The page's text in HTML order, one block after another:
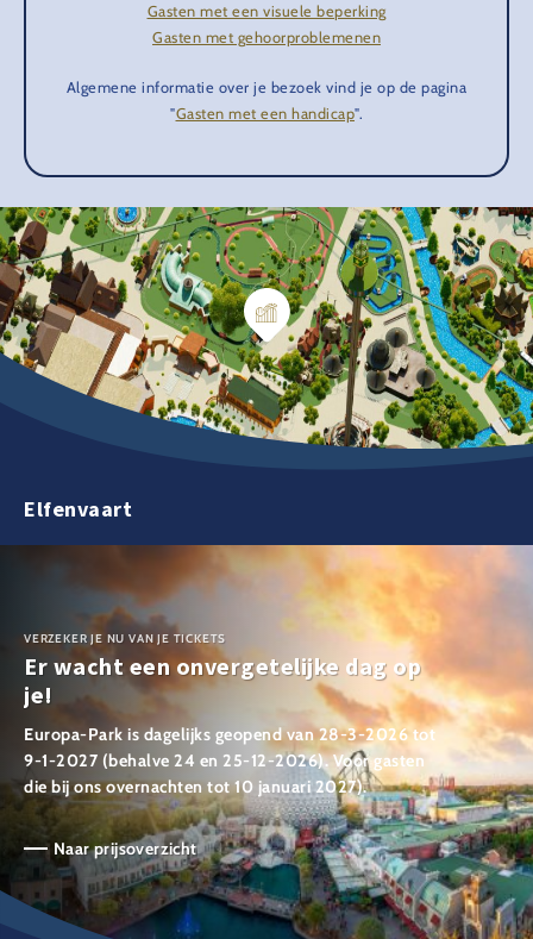
Gasten met een visuele beperking
Gasten met gehoorproblemenen
Algemene informatie over je bezoek vind je op de pagina
"Gasten met een handicap".
Elfenvaart
VERZEKER JE NU VAN JE TICKETS
Er wacht een onvergetelijke dag op
je!
Europa-Park is dagelijks geopend van 28-3-2026 tot
9-1-2027 (behalve 24 en 25-12-2026). Voor gasten
die bij ons overnachten tot 10 januari 2027).
Naar prijsoverzicht